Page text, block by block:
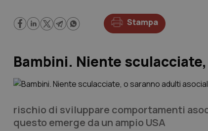
Stampa
Bambini. Niente
rischio di sviluppare comportamenti
questo emerge da un ampio USA